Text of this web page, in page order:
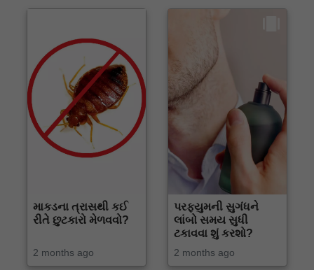
માકડના ત્રાસથી કઈ
રીતે છુટકારો મેળવવો?
2 months ago
પરફ્યુમની સુગંધને
લાંબો સમય સુધી
ટકાવવા શું કરશો?
2 months ago